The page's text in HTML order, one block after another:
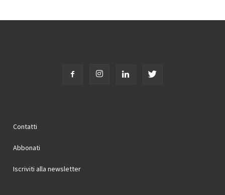
Contatti
Abbonati
Iscriviti alla newsletter